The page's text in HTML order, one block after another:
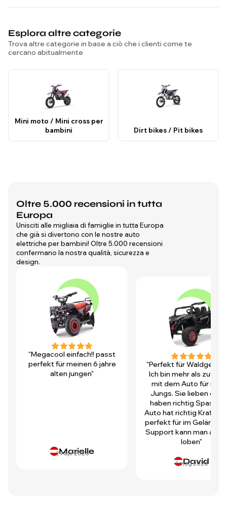
Esplora altre categorie
Trova altre categorie in base a ciò che i clienti come te
cercano abitualmente
Mini moto / Mini cross per
bambini
Dirt bikes / Pit bikes
Oltre 5.000 recensioni in tutta
Europa
Unisciti alle migliaia di famiglie in tutta Europa
che già si divertono con le nostre auto
elettriche per bambini! Oltre 5.000 recensioni
confermano la nostra qualità, sicurezza e
design.
"Megacool einfach!! passt
perfekt für meinen 6 jahre
alten jungen"
Marielle
29 apr 2026
"Perfekt für
Ich bin mehr als
mit dem Auto für
Jungs. Sie lieben es
haben richtig Spass!
Auto hat richtig Kraft
perfekt für im Gelände.
Support kann man auch
loben"
David
1 mag 2026